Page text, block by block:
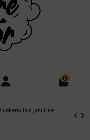
0
Jam Jam Line